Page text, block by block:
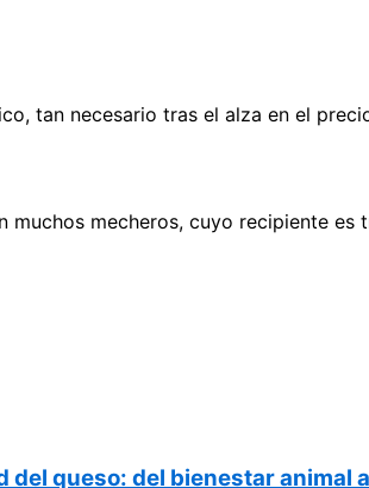
tan necesario tras el alza en el
mecheros, cuyo recipiente
del queso: del bienestar animal